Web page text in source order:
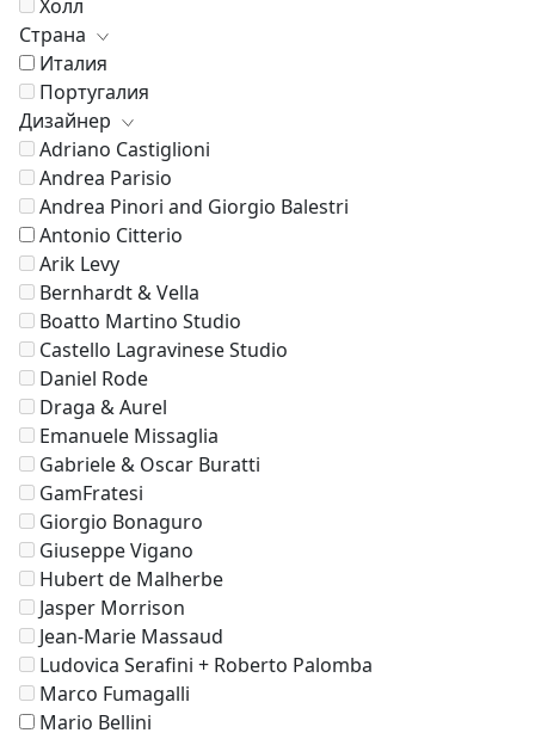
Холл
Страна
Италия
Португалия
Дизайнер
Adriano Castiglioni
Andrea Parisio
Andrea Pinori and Giorgio Balestri
Antonio Citterio
Arik Levy
Bernhardt & Vella
Boatto Martino Studio
Castello Lagravinese Studio
Daniel Rode
Draga & Aurel
Emanuele Missaglia
Gabriele & Oscar Buratti
GamFratesi
Giorgio Bonaguro
Giuseppe Vigano
Hubert de Malherbe
Jasper Morrison
Jean-Marie Massaud
Ludovica Serafini + Roberto Palomba
Marco Fumagalli
Mario Bellini